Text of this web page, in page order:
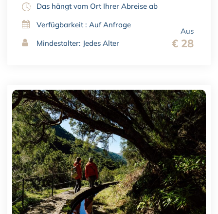
Aus
€ 28
Das hängt vom Ort Ihrer Abreise ab
Verfügbarkeit : Auf Anfrage
Mindestalter: Jedes Alter